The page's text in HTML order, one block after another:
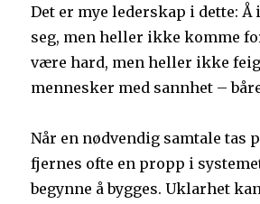
Det er mye lederskap i dette:
seg, men heller ikke komme
være hard, men heller ikke
mennesker med sannhet –
Når en nødvendig samtale tas
fjernes ofte en propp i
begynne å bygges. Uklarhet